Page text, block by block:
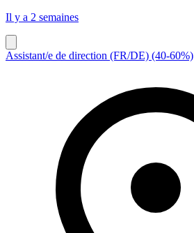
Il y a 2 semaines
Assistant/e de direction (FR/DE) (40-60%)